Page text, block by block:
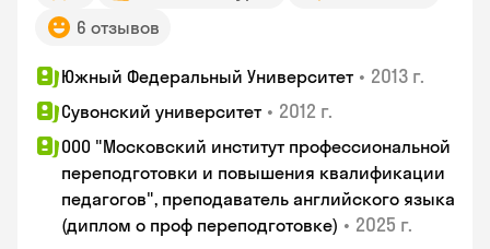
6 отзывов
Южный Федеральный Университет • 2013 г.
Сувонский университет • 2012 г.
ООО "Московский институт профессиональной
переподготовки и повышения квалификации
педагогов", преподаватель английского языка
(диплом о проф переподготовке) • 2025 г.